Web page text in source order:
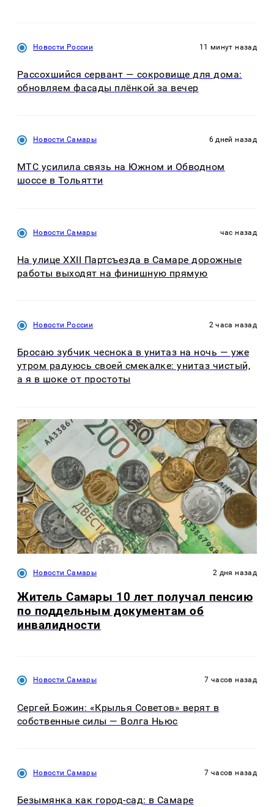
Новости России 11 минут назад
Рассохшийся сервант — сокровище для дома:
обновляем фасады плёнкой за вечер
Новости Самары 6 дней назад
МТС усилила связь на Южном и Обводном
шоссе в Тольятти
Новости Самары час назад
На улице XXII Партсъезда в Самаре дорожные
работы выходят на финишную прямую
Новости России 2 часа назад
Бросаю зубчик чеснока в унитаз на ночь — уже
утром радуюсь своей смекалке: унитаз чистый,
а я в шоке от простоты
Новости Самары 2 дня назад
Житель Самары 10 лет получал пенсию
по поддельным документам об
инвалидности
Новости Самары 7 часов назад
Сергей Божин: «Крылья Советов» верят в
собственные силы — Волга Ньюс
Новости Самары 7 часов назад
Безымянка как город-сад: в Самаре